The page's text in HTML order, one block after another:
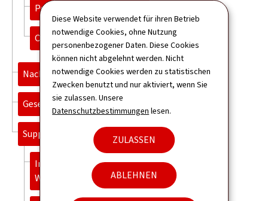
Diese Website verwendet für ihren Betrieb
notwendige Cookies, ohne Nutzung
personenbezogener Daten. Diese Cookies
können nicht abgelehnt werden. Nicht
notwendige Cookies werden zu statistischen
Zwecken benutzt und nur aktiviert, wenn Sie
sie zulassen. Unsere
Datenschutzbestimmungen lesen.
ZULASSEN
ABLEHNEN
Personal
Organigramm
Nachrichten
Gesetzgebung
Support
Informationen zur
Webseite